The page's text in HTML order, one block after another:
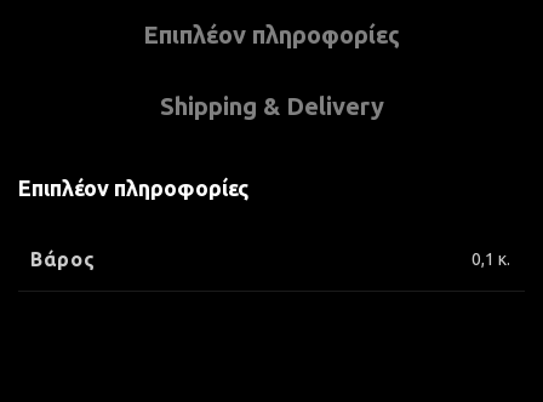
Επιπλέον πληροφορίες
Shipping & Delivery
Επιπλέον πληροφορίες
Βάρος 0,1 κ.